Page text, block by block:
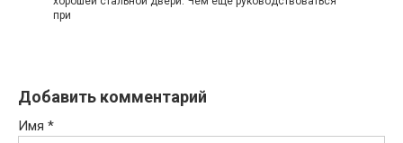
при
Добавить комментарий
Имя *